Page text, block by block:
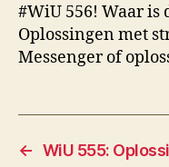
#WiU 556! Waar is
Oplossingen met
Messenger of
← WiU 555: